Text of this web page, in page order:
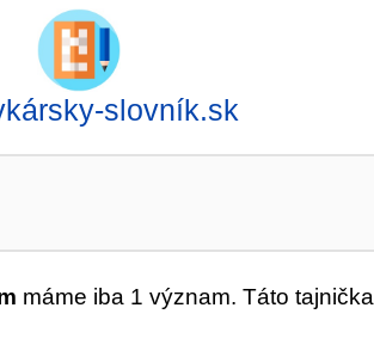
slovník.sk
máme iba 1 význam. Táto tajnička